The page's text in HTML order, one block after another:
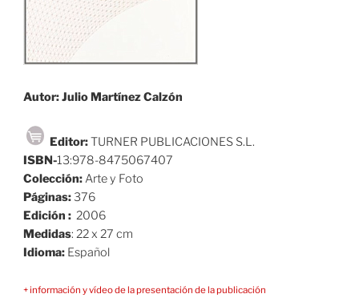
Autor: Julio Martínez Calzón
Editor:TURNER PUBLICACIONES S.L.
ISBN-13:978-8475067407
Colección:Arte y Foto
Páginas:376
Edición : 2006
Medidas: 22 x 27 cm
Idioma:Español
+ información y vídeo de la presentación de la publicación